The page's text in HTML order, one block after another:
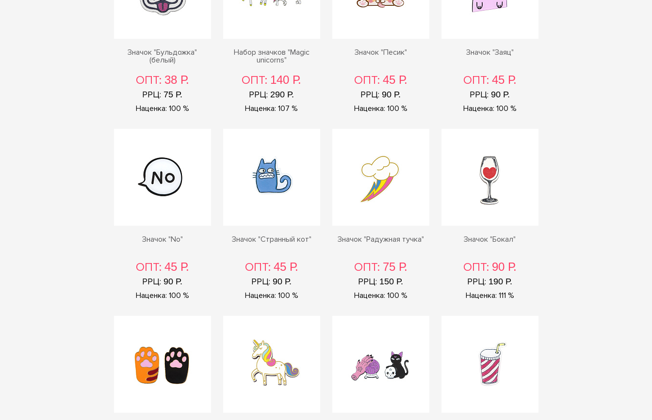
Значок "Бульдожка"
(белый)
ОПТ: 38 Р.
РРЦ: 75 Р.
Наценка: 100 %
Набор значков "Magic
unicorns"
ОПТ: 140 Р.
РРЦ: 290 Р.
Наценка: 107 %
Значок "Песик"
ОПТ: 45 Р.
РРЦ: 90 Р.
Наценка: 100 %
Значок "Заяц"
ОПТ: 45 Р.
РРЦ: 90 Р.
Наценка: 100 %
Значок "No"
ОПТ: 45 Р.
РРЦ: 90 Р.
Наценка: 100 %
Значок "Странный кот"
ОПТ: 45 Р.
РРЦ: 90 Р.
Наценка: 100 %
Значок "Радужная тучка"
ОПТ: 75 Р.
РРЦ: 150 Р.
Наценка: 100 %
Значок "Бокал"
ОПТ: 90 Р.
РРЦ: 190 Р.
Наценка: 111 %